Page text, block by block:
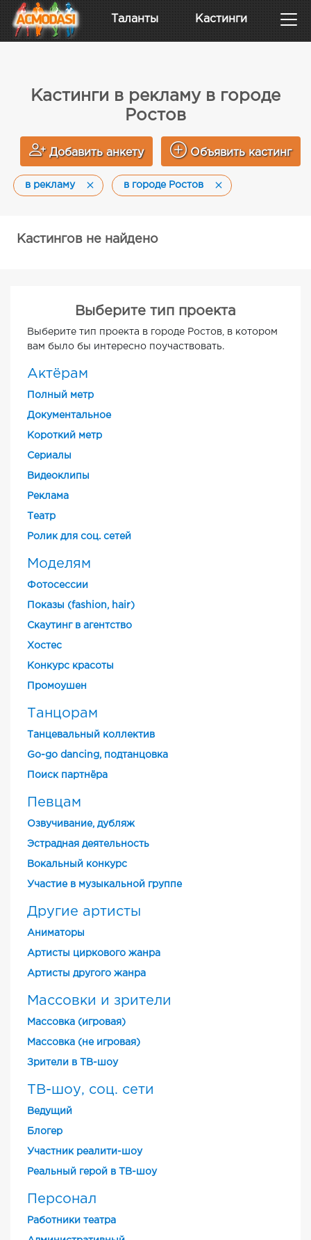
Таланты Кастинги
Кастинги в рекламу в городе
Ростов
Добавить анкету Объявить кастинг
в рекламу в городе Ростов
Кастингов не найдено
Выберите тип проекта
Выберите тип проекта в городе Ростов, в котором
вам было бы интересно поучаствовать.
Актёрам
Полный метр
Документальное
Короткий метр
Cериалы
Видеоклипы
Реклама
Театр
Ролик для соц. сетей
Моделям
Фотосессии
Показы (fashion, hair)
Скаутинг в агентство
Хостес
Конкурс красоты
Промоушен
Танцорам
Танцевальный коллектив
Go-go dancing, подтанцовка
Поиск партнёра
Певцам
Озвучивание, дубляж
Эстрадная деятельность
Вокальный конкурс
Участие в музыкальной группе
Другие артисты
Аниматоры
Артисты циркового жанра
Артисты другого жанра
Массовки и зрители
Массовка (игровая)
Массовка (не игровая)
Зрители в ТВ-шоу
ТВ-шоу, соц. сети
Ведущий
Блогер
Участник реалити-шоу
Реальный герой в ТВ-шоу
Персонал
Работники театра